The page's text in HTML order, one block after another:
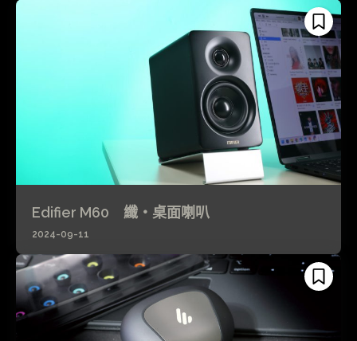
Edifier M60 纖・桌面喇叭
2024-09-11